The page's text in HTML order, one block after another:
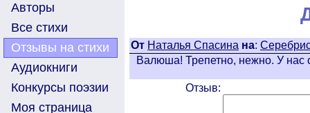
Авторы
Все стихи
Отзывы на стихи
Аудиокниги
Конкурсы поэзии
Моя страница
От Наталья Спасина на:
Валюша! Трепетно, нежно. У нас
Отзыв: